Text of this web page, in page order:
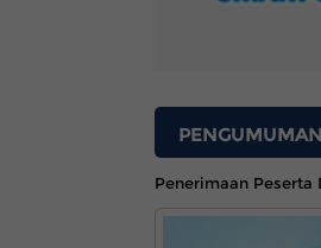
PENGUMUMAN
Penerimaan Peserta